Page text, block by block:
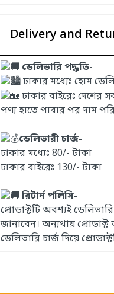
Delivery and
ডেলিভারি পদ্ধতি-
ঢাকার মধ্যেঃ হোম
ঢাকার বাইরেঃ দেশের
পণ্য হাতে পাবার পর দাম
ডেলিভারী চার্জ-
ঢাকার মধ্যেঃ 80/- টাকা
ঢাকার বাইরেঃ 130/- টাকা
রিটার্ন পলিসি-
প্রোডাক্টটি অবশ্যই
জানাবেন। অন্যথায়
ডেলিভারি চার্জ দিয়ে